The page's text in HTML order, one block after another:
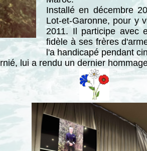
Installé en décembre
Lot-et-Garonne, pour y
2011. Il participe avec
fidèle à ses frères
l'a handicapé pendant
lui a rendu un dernier